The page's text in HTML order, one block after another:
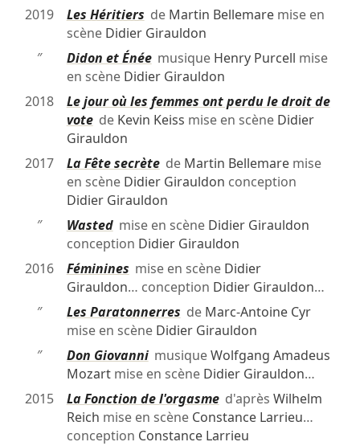
2019
Les Héritiers de Martin Bellemaremise en
scène Didier Girauldon
″
Didon et Énéemusique Henry Purcell mise
en scène Didier Girauldon
2018
Le jour où les femmes ont perdu le droit de
votede Kevin Keiss mise en scène Didier
Girauldon
2017
La Fête secrètede Martin Bellemaremise
en scène Didier Girauldon conception
Didier Girauldon
″
Wastedmise en scène Didier Girauldon
conception Didier Girauldon
2016
Féminines mise en scène Didier
Girauldon… conception Didier Girauldon…
″
Les Paratonnerres de Marc-Antoine Cyr
mise en scène Didier Girauldon
″
Don GiovannimusiqueWolfgang Amadeus
Mozartmise en scène Didier Girauldon…
2015
La Fonction de l'orgasmed'après Wilhelm
Reich mise en scène Constance Larrieu…
conception Constance Larrieu